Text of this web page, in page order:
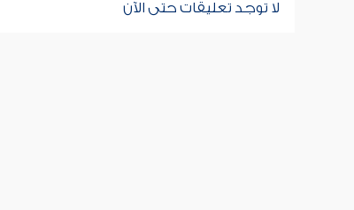
لا توجد تعليقات حتى الآن